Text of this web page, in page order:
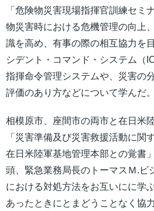
「危険物災害現場指揮官訓練セミ
物災害時における危機管理の向上
識を高め、有事の際の相互協力を
シデント・コマンド・システム
指揮命令管理システムや、災害の
評価のあり方などについて学んだ。
相模原市、座間市の両市と在日米
「災害準備及び災害救援活動に関
在日米陸軍基地管理本部との覚書
頭、緊急業務局長のトーマスＭ.ビ
における対処方法をお互いにに学
あったときにとまどうことなく協